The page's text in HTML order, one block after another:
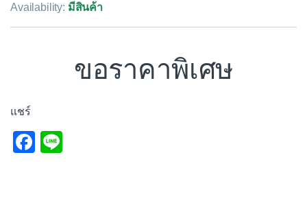
Availability: มีสินค้า
ขอราคาพิเศษ
แชร์
F